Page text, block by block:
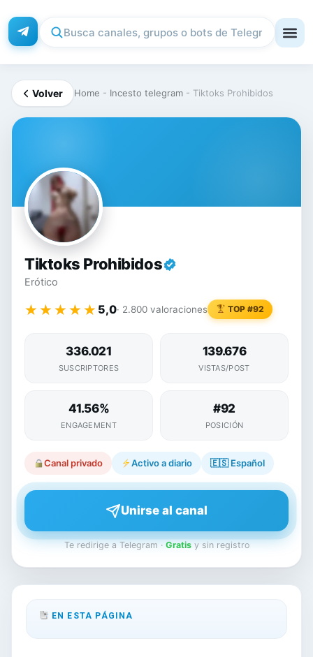
Volver Home - Incesto telegram - Tiktoks Prohibidos
TI
Tiktoks Prohibidos
Erótico
★★★★★
★★★★★ 5,0· 2.800 valoraciones TOP #92
336.021
SUSCRIPTORES
139.676
VISTAS/POST
41.56%
ENGAGEMENT
#92
POSICIÓN
Canal privado Activo a diario 🇪🇸Español
Unirse al canal
Te redirige a Telegram · Gratisy sin registro
EN ESTA PÁGINA